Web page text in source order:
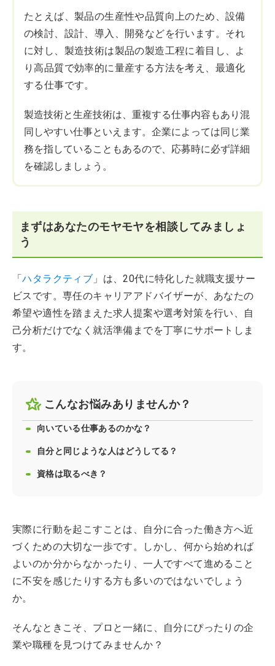
たとえば、製品の生産性や品質向上のため、設備
の検討、設計、導入、開発などを行います。それ
に対し、製造技術は製品の製造工程に着目し、よ
り高品質で効率的に量産する方法を考え、最適化
する仕事です。
製造技術と生産技術は、重複する仕事内容もあり混
同しやすい仕事といえます。企業によっては同じ業
務を指していることもあるので、応募時に必ず詳細
を確認しましょう。
まずはあなたのモヤモヤを相談してみましょ
う
「ハタラクティブ 」は、20代に特化した就職支援サー
ビスです。専任のキャリアアドバイザーが、あなたの
希望や適性を踏まえた求人提案や選考対策を行い、自
己分析だけでなく就活準備までを丁寧にサポートしま
す。
こんなお悩みありませんか？
向いている仕事あるのかな？
自分と同じような人はどうしてる？
資格は取るべき？
実際に行動を起こすことは、自分に合った働き方へ近
づくための大切な一歩です。しかし、何から始めれば
よいのか分からなかったり、一人ですべて進めること
に不安を感じたりする方も多いのではないでしょう
か。
そんなときこそ、プロと一緒に、自分にぴったりの企
業や職種を見つけてみませんか？